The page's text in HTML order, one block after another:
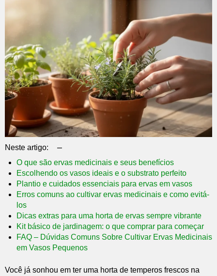
Neste artigo: –
O que são ervas medicinais e seus benefícios
Escolhendo os vasos ideais e o substrato perfeito
Plantio e cuidados essenciais para ervas em vasos
Erros comuns ao cultivar ervas medicinais e como evitá-
los
Dicas extras para uma horta de ervas sempre vibrante
Kit básico de jardinagem: o que comprar para começar
FAQ – Dúvidas Comuns Sobre Cultivar Ervas Medicinais
em Vasos Pequenos
Você já sonhou em ter uma horta de temperos frescos na